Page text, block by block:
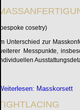
cosetry)
Unterschied zur
Messpunkte,
Masskorsett